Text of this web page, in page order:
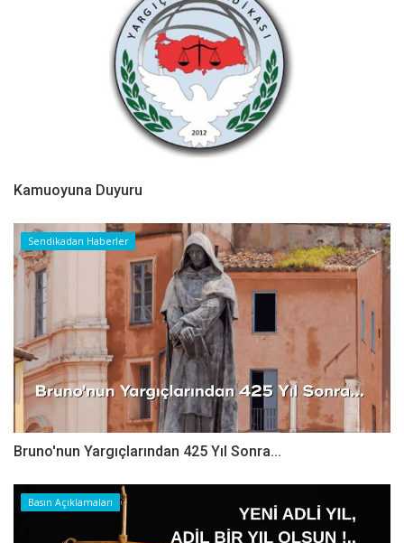
Kamuoyuna Duyuru
Sendikadan Haberler
Bruno'nun Yargıçlarından 425 Yıl Sonra...
Basın Açıklamaları